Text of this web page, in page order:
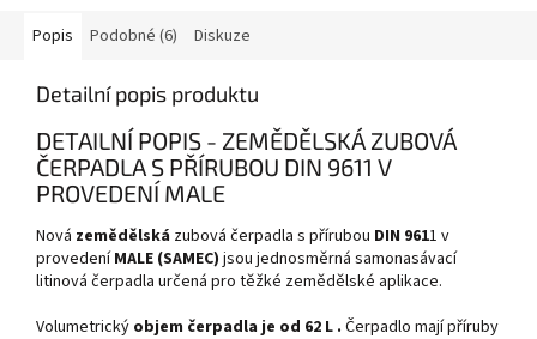
Popis Podobné (6) Diskuze
Detailní popis produktu
DETAILNÍ POPIS - ZEMĚDĚLSKÁ ZUBOVÁ
ČERPADLA S PŘÍRUBOU DIN 9611 V
PROVEDENÍ MALE
Nová zemědělská zubová čerpadla s přírubou DIN 9611 v
provedení MALE (SAMEC) jsou jednosměrná samonasávací
litinová čerpadla určená pro těžké zemědělské aplikace.
Volumetrický objem čerpadla je od 62 L . Čerpadlo mají příruby